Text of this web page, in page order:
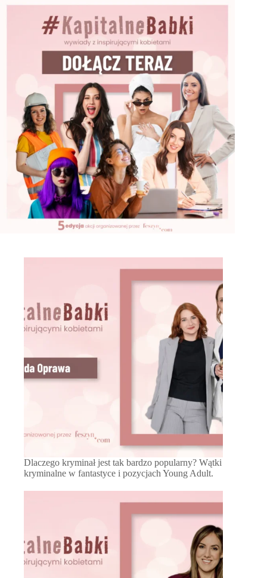
Dlaczego kryminał jest tak bardzo popularny? Wątki
kryminalne w fantastyce i pozycjach Young Adult.